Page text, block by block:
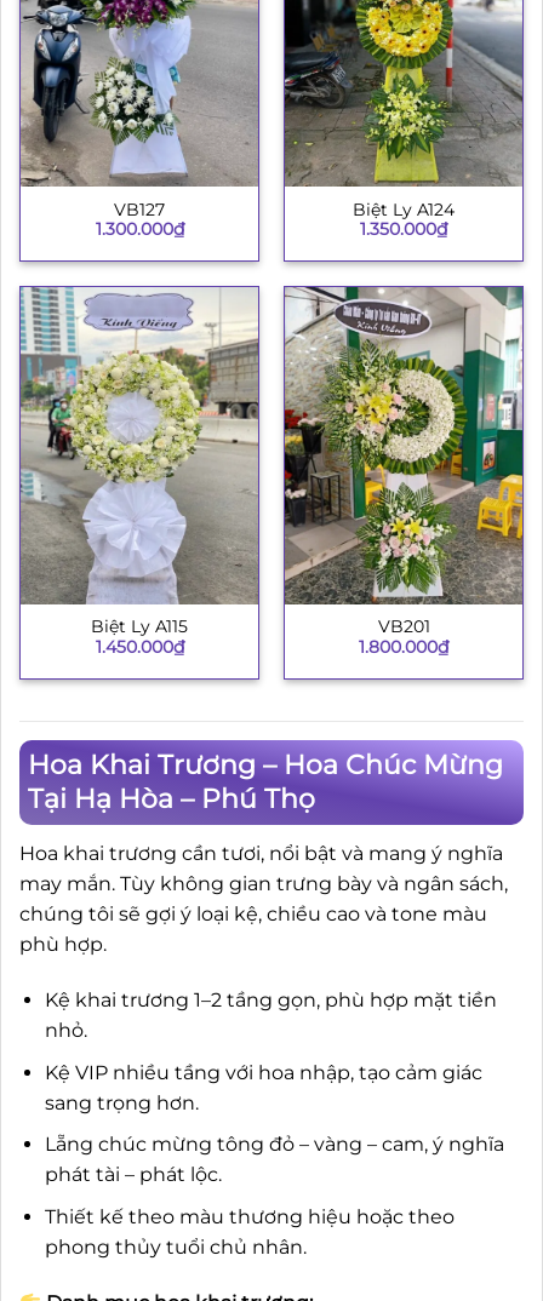
VB127
1.300.000₫
Biệt Ly A124
1.350.000₫
Biệt Ly A115
1.450.000₫
VB201
1.800.000₫
Hoa Khai Trương – Hoa Chúc Mừng
Tại Hạ Hòa – Phú Thọ
Hoa khai trương cần tươi, nổi bật và mang ý nghĩa
may mắn. Tùy không gian trưng bày và ngân sách,
chúng tôi sẽ gợi ý loại kệ, chiều cao và tone màu
phù hợp.
Kệ khai trương 1–2 tầng gọn, phù hợp mặt tiền
nhỏ.
Kệ VIP nhiều tầng với hoa nhập, tạo cảm giác
sang trọng hơn.
Lẵng chúc mừng tông đỏ – vàng – cam, ý nghĩa
phát tài – phát lộc.
Thiết kế theo màu thương hiệu hoặc theo
phong thủy tuổi chủ nhân.